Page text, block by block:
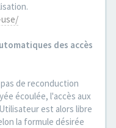
des accès
de reconduction
écoulée, l'accès aux
est alors libre
la formule désirée